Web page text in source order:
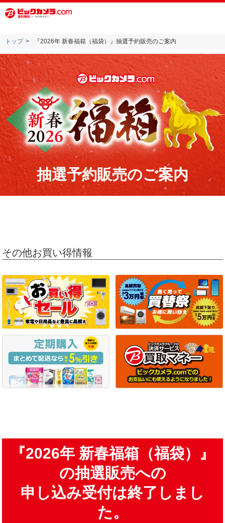
トップ 『2026年 新春福箱（福袋）』抽選予約販売のご案内
抽選予約販売のご案内
その他お買い得情報
『2026年 新春福箱（福袋）』
の抽選販売への
申し込み受付は終了しまし
た。